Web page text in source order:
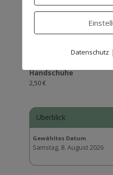
einenBuff oder eine
Handschuhe sind
Buffs und Handschuhe
Buff
Handschuhe
2,50 €
Überblick
Gewähltes Datum
Samstag, 8. August 2026
Datenschutz